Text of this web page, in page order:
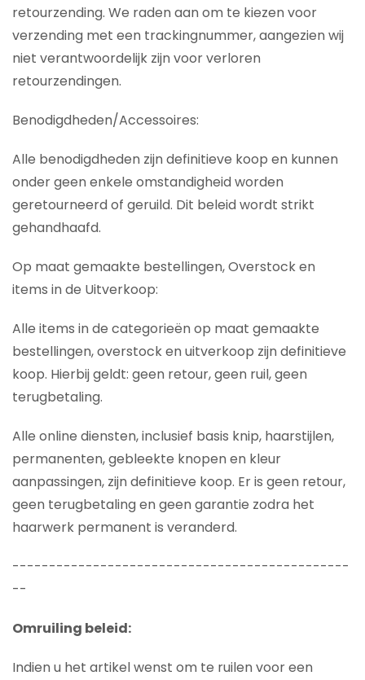
retourzending. We raden aan om te kiezen voor
verzending met een trackingnummer, aangezien wij
niet verantwoordelijk zijn voor verloren
retourzendingen.
Benodigdheden/Accessoires:
Alle benodigdheden zijn definitieve koop en kunnen
onder geen enkele omstandigheid worden
geretourneerd of geruild. Dit beleid wordt strikt
gehandhaafd.
Op maat gemaakte bestellingen, Overstock en
items in de Uitverkoop:
Alle items in de categorieën op maat gemaakte
bestellingen, overstock en uitverkoop zijn definitieve
koop. Hierbij geldt: geen retour, geen ruil, geen
terugbetaling.
Alle online diensten, inclusief basis knip, haarstijlen,
permanenten, gebleekte knopen en kleur
aanpassingen, zijn definitieve koop. Er is geen retour,
geen terugbetaling en geen garantie zodra het
haarwerk permanent is veranderd.
----------------------------------------------
--
Omruiling beleid:
Indien u het artikel wenst om te ruilen voor een